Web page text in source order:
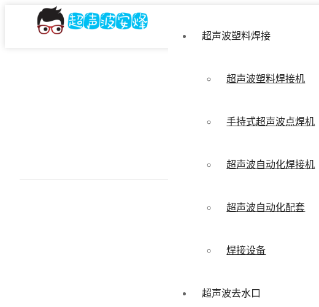
超声波塑料焊接
超声波塑料焊接机
手持式超声波点焊机
超声波自动化焊接机
超声波自动化配套
焊接设备
超声波去水口